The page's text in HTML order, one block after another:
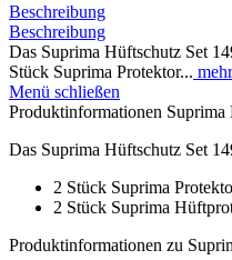
Beschreibung
Beschreibung
Das Suprima Hüftschutz Set
Stück Suprima Protektor... mehr
Menü schließen
Produktinformationen Suprima
Das Suprima Hüftschutz Set
2 Stück Suprima
2 Stück Suprima
Produktinformationen zu